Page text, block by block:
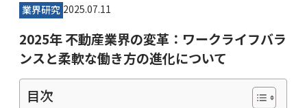
業界研究 2025.07.11
2025年 不動産業界の変革：ワークライフバラ
ンスと柔軟な働き方の進化について
目次